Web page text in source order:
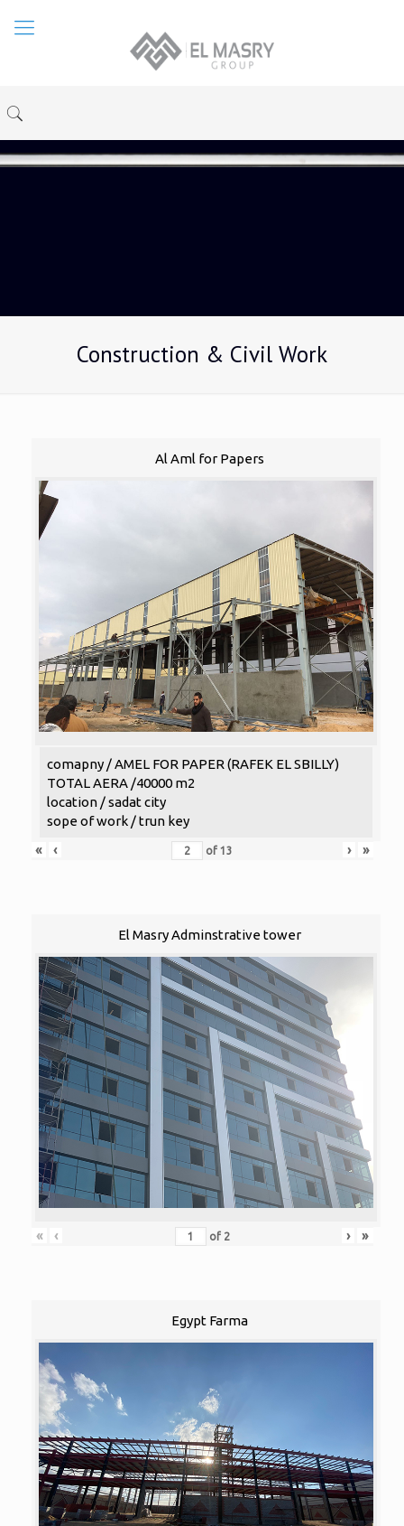
Construction & Civil Work
Al Aml for Papers
comapny / AMEL FOR PAPER (RAFEK EL SBILLY)
TOTAL AERA /40000 m2
location / sadat city
sope of work / trun key
«
‹ of 13 › »
El Masry Adminstrative tower
« ‹ of 2 › »
Egypt Farma